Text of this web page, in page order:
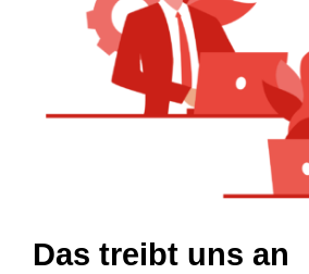
Das treibt uns an